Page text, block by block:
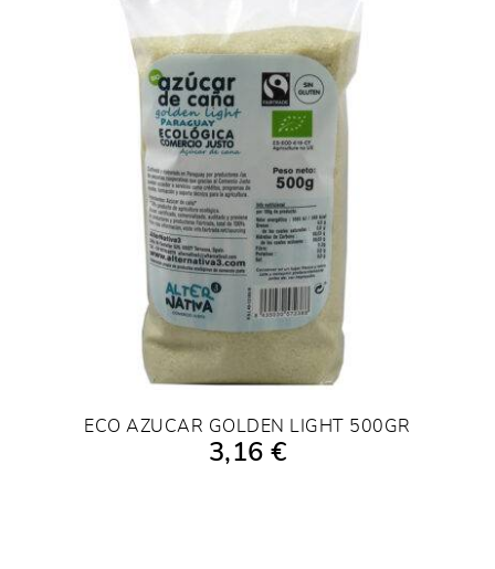
AÑADIR A LA COMPRA
ECO AZUCAR GOLDEN LIGHT 500GR
3,16 €